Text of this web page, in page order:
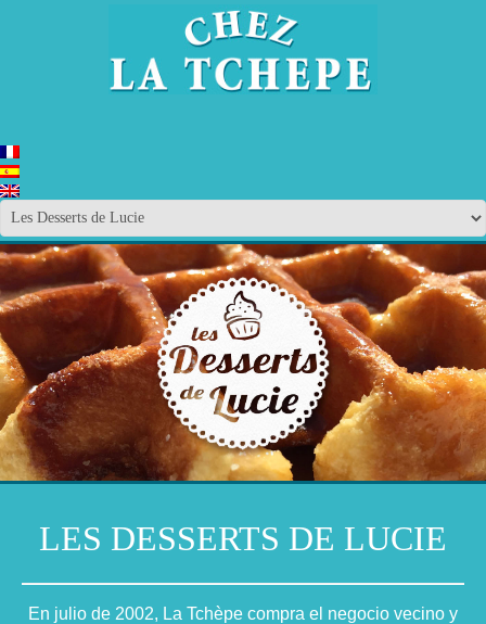
LES DESSERTS DE LUCIE
En julio de 2002, La Tchèpe compra el negocio vecino y